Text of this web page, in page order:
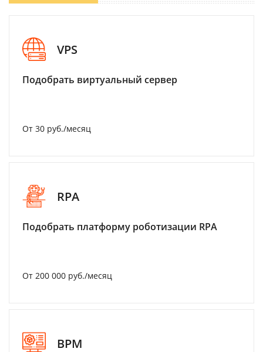
VPS
Подобрать виртуальный сервер
От 30 руб./месяц
RPA
Подобрать платформу роботизации RPA
От 200 000 руб./месяц
BPM